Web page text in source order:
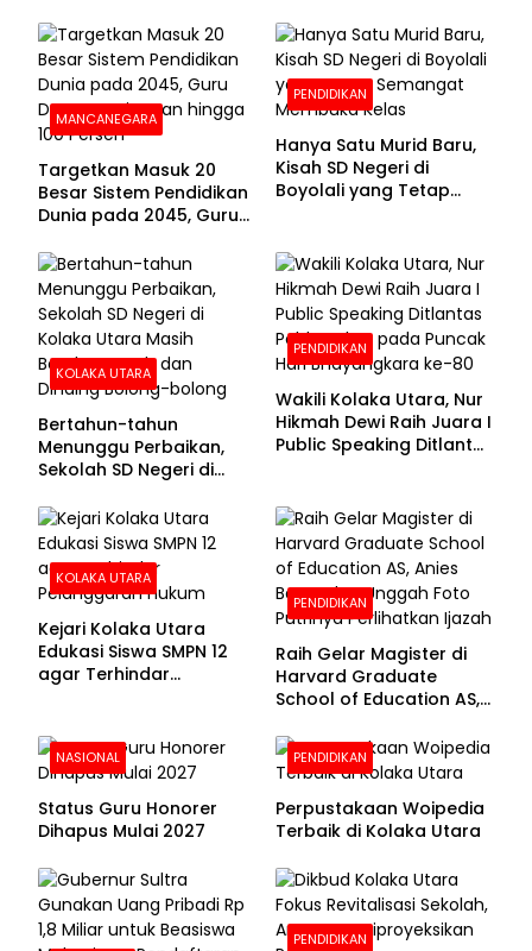
Sekolah
MANCANEGARA
Targetkan Masuk 20
Besar Sistem Pendidikan
Dunia pada 2045, Guru
100 Persen
PENDIDIKAN
Hanya Satu Murid Baru,
Kisah SD Negeri di
Boyolali yang Tetap
KOLAKA UTARA
Bertahun-tahun
Menunggu Perbaikan,
Sekolah SD Negeri di
Beralas Tanah dan
Dinding Bolong-bolong
PENDIDIKAN
Wakili Kolaka Utara, Nur
Hikmah Dewi Raih Juara I
Public Speaking Ditlantas
Bhayangkara ke-80
KOLAKA UTARA
Kejari Kolaka Utara
Edukasi Siswa SMPN 12
agar Terhindar
PENDIDIKAN
Raih Gelar Magister di
Harvard Graduate
School of Education AS,
Foto Putrinya Perlihatkan
Ijazah
NASIONAL
Status Guru Honorer
Dihapus Mulai 2027
PENDIDIKAN
Perpustakaan Woipedia
Terbaik di Kolaka Utara
PENDIDIKAN